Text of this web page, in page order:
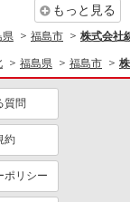
通勤OK
通勤OK
もっと見る
県 福島市 株式会社
福島県 福島市
質問
約
ポリシー